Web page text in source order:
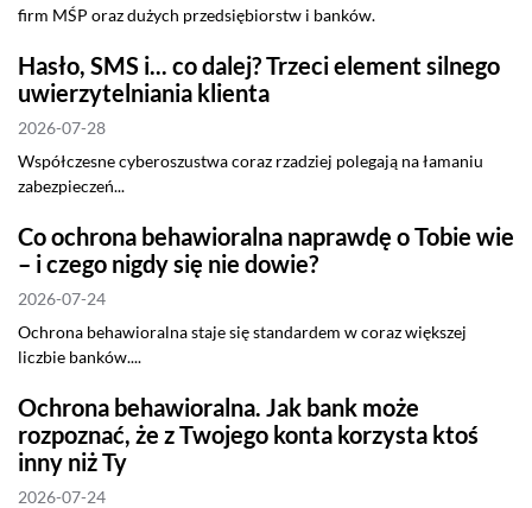
firm MŚP oraz dużych przedsiębiorstw i banków.
Hasło, SMS i... co dalej? Trzeci element silnego
uwierzytelniania klienta
2026-07-28
Współczesne cyberoszustwa coraz rzadziej polegają na łamaniu
zabezpieczeń...
Co ochrona behawioralna naprawdę o Tobie wie
– i czego nigdy się nie dowie?
2026-07-24
Ochrona behawioralna staje się standardem w coraz większej
liczbie banków....
Ochrona behawioralna. Jak bank może
rozpoznać, że z Twojego konta korzysta ktoś
inny niż Ty
2026-07-24